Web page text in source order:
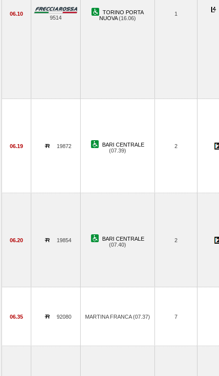
06.10
9514
TORINO PORTA
NUOVA(16.06)
1
06.19 19872
BARI CENTRALE
(07.39)
2
06.20 19854
BARI CENTRALE
(07.40)
2
06.35 92080 MARTINA FRANCA (07.37) 7